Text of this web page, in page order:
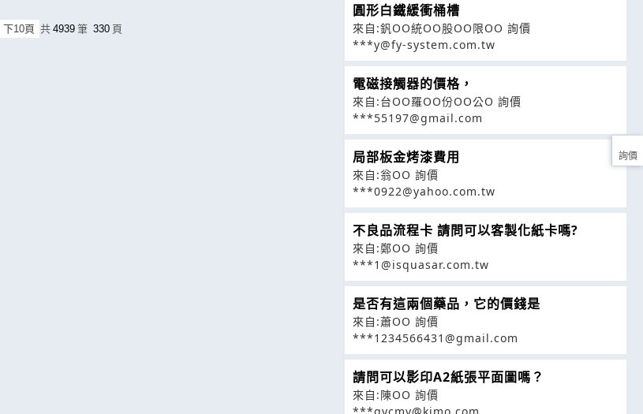
下10頁 共 4939 筆 330 頁
圓形白鐵緩衝桶槽
來自:釩OO統OO股OO限OO 詢價
***y@fy-system.com.tw
電磁接觸器的價格，
來自:台OO羅OO份OO公O 詢價
***55197@gmail.com
局部板金烤漆費用
來自:翁OO 詢價
***0922@yahoo.com.tw
不良品流程卡 請問可以客製化紙卡嗎?
來自:鄭OO 詢價
***1@isquasar.com.tw
是否有這兩個藥品，它的價錢是
來自:蕭OO 詢價
***1234566431@gmail.com
請問可以影印A2紙張平面圖嗎？
來自:陳OO 詢價
詢價